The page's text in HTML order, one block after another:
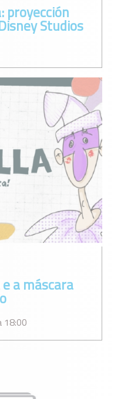
proyección
Studios
a máscara
18:00